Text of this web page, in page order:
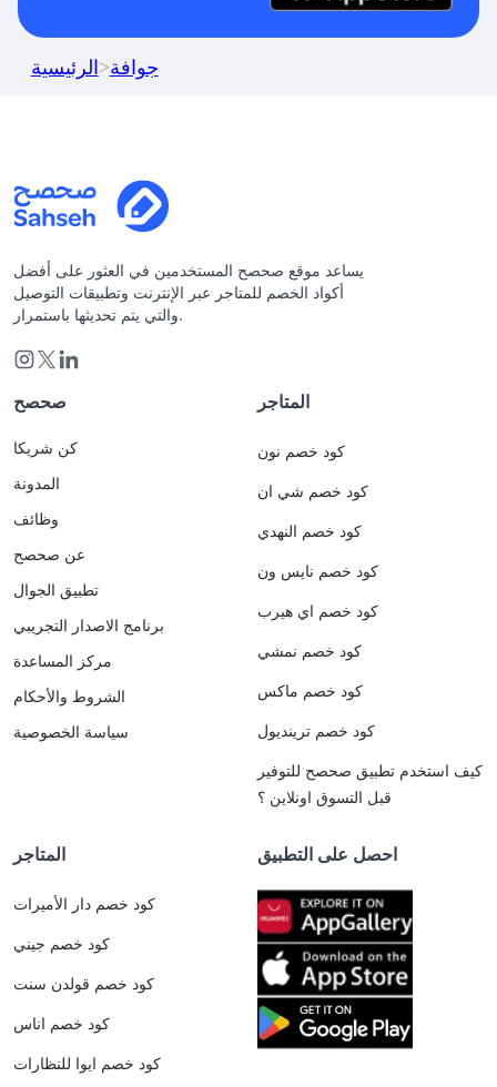
الرئيسية>جوافة
يساعد موقع صحصح المستخدمين في العثور على أفضل
أكواد الخصم للمتاجر عبر الإنترنت وتطبيقات التوصيل
والتي يتم تحديثها باستمرار.
صحصح
كن شريكا
المدونة
وظائف
عن صحصح
تطبيق الجوال
برنامج الاصدار التجريبي
مركز المساعدة
الشروط والأحكام
سياسة الخصوصية
المتاجر
كود خصم نون
كود خصم شي ان
كود خصم النهدي
كود خصم نايس ون
كود خصم اي هيرب
كود خصم نمشي
كود خصم ماكس
كود خصم ترينديول
كيف استخدم تطبيق صحصح للتوفير
قبل التسوق اونلاين ؟
المتاجر
كود خصم دار الأميرات
كود خصم جيني
كود خصم قولدن سنت
كود خصم اناس
كود خصم ايوا للنظارات
احصل على التطبيق